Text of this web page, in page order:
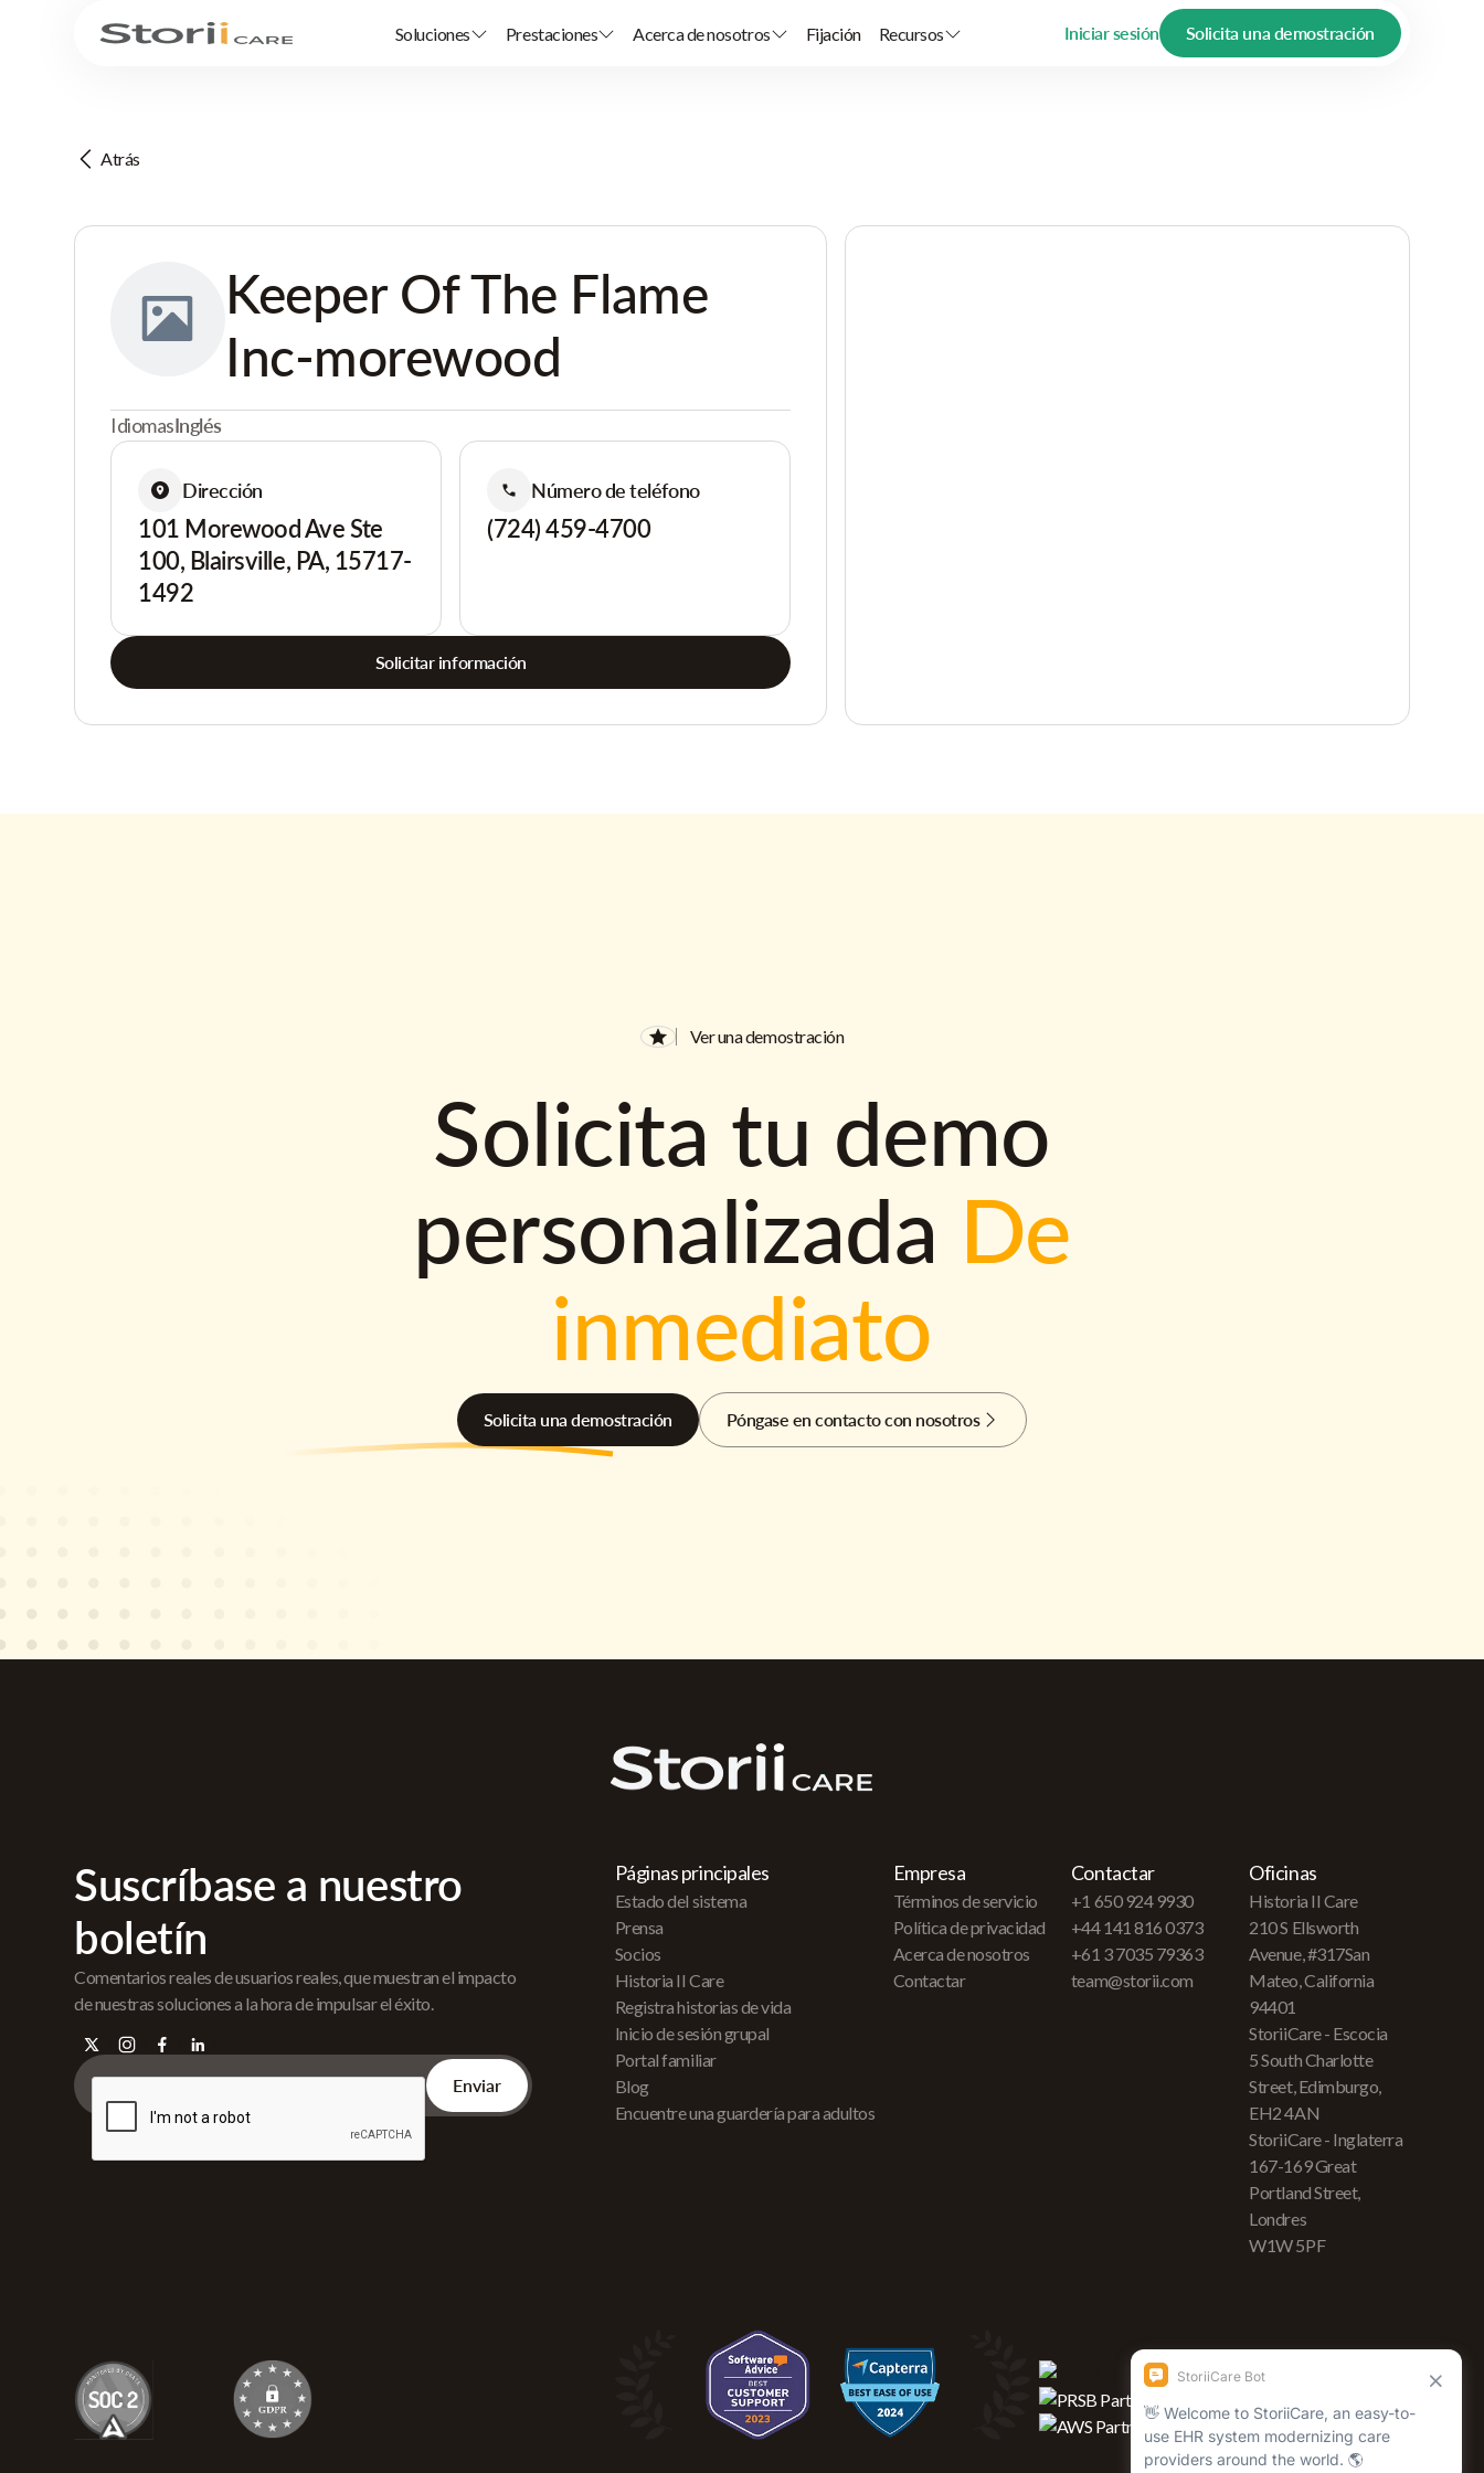
Soluciones Prestaciones Acerca de nosotros Fijación Recursos Iniciar sesión Solicita una demostración
Atrás
Keeper Of The Flame
Inc-morewood
IdiomasInglés
Dirección
101 Morewood Ave Ste
100, Blairsville, PA, 15717-
1492
Número de teléfono
(724) 459-4700
Solicitar información
Ver una demostración
Solicita tu demo
personalizada De
inmediato
Solicita una demostración Póngase en contacto con nosotros
Suscríbase a nuestro
boletín
Comentarios reales de usuarios reales, que muestran el impacto
de nuestras soluciones a la hora de impulsar el éxito.
Páginas principales
Estado del sistema
Prensa
Socios
Historia II Care
Registra historias de vida
Inicio de sesión grupal
Portal familiar
Blog
Encuentre una guardería para adultos
Empresa
Términos de servicio
Política de privacidad
Acerca de nosotros
Contactar
Contactar
+1 650 924 9930
+44 141 816 0373
+61 3 7035 79363
team@storii.com
Oficinas
Historia II Care
210 S Ellsworth
Avenue, #317San
Mateo, California
94401
StoriiCare - Escocia
5 South Charlotte
Street, Edimburgo,
EH2 4AN
StoriiCare - Inglaterra
167-169 Great
Portland Street,
Londres
W1W 5PF